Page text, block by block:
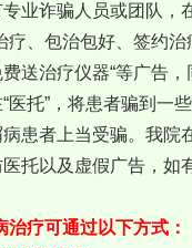
业诈骗人员或团队，
疗、包治包好、签约治
送治疗仪器“等广告
医托”，将患者骗到一
患者上当受骗。我院
托以及虚假广告，如
治疗可通过以下方式：